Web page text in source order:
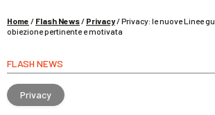
Home / Flash News/ Privacy/Privacy: le nuove Linee
obiezione pertinente e motivata
FLASH NEWS
Privacy